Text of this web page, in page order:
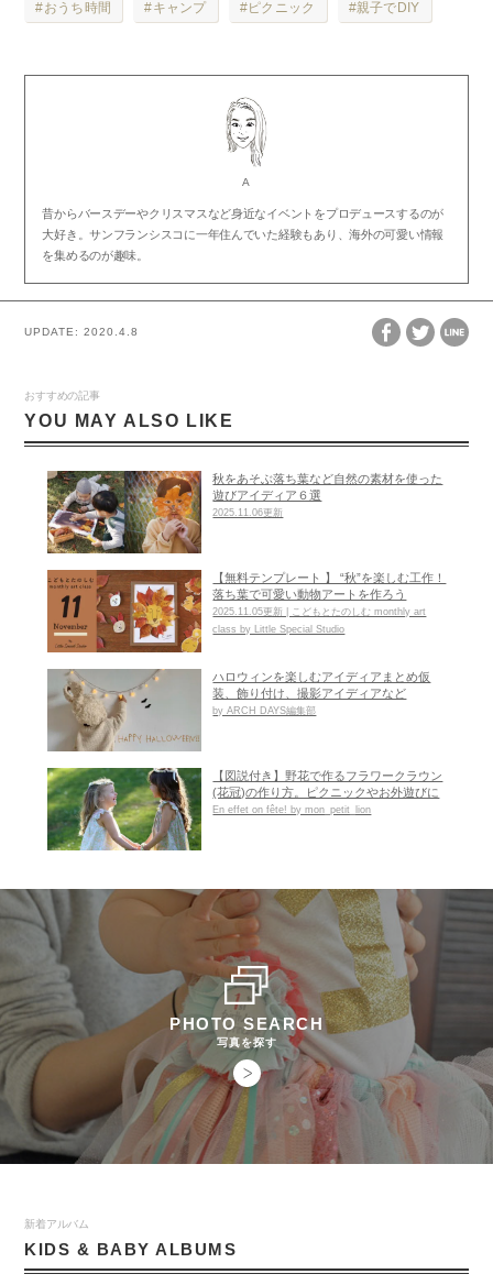
おうち時間 キャンプ ピクニック 親子でDIY
A
昔からバースデーやクリスマスなど身近なイベントをプロデュースするのが
大好き。サンフランシスコに一年住んでいた経験もあり、海外の可愛い情報
を集めるのが趣味。
UPDATE:2020.4.8
おすすめの記事
YOU MAY ALSO LIKE
秋をあそぶ落ち葉など自然の素材を使った
遊びアイディア６選
2025.11.06更新
【無料テンプレート 】 “秋”を楽しむ工作！
落ち葉で可愛い動物アートを作ろう
2025.11.05更新 | こどもとたのしむ monthly art
class by Little Special Studio
ハロウィンを楽しむアイディアまとめ仮
装、飾り付け、撮影アイディアなど
by ARCH DAYS編集部
【図説付き】野花で作るフラワークラウン
(花冠)の作り方。ピクニックやお外遊びに
En effet on fête! by mon_petit_lion
PHOTO SEARCH
写真を探す
新着アルバム
KIDS & BABY ALBUMS